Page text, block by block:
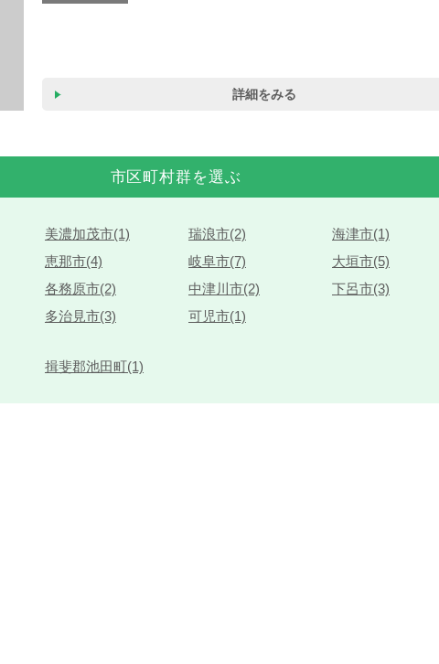
詳細をみる
市区町村群を選ぶ
美濃加茂市(1) 瑞浪市(2)
海津市(1)
恵那市(4) 岐阜市(7)
大垣市(5)
各務原市(2) 中津川市(2)
下呂市(3)
多治見市(3) 可児市(1)
揖斐郡池田町(1)